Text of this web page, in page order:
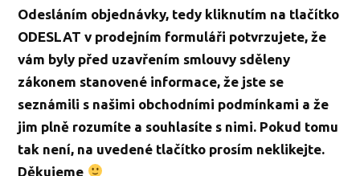
Odesláním objednávky, tedy kliknutím na tlačítko
ODESLAT v prodejním formuláři potvrzujete, že
vám byly před uzavřením smlouvy sděleny
zákonem stanovené informace, že jste se
seznámili s našimi obchodními podmínkami a že
jim plně rozumíte a souhlasíte s nimi. Pokud tomu
tak není, na uvedené tlačítko prosím neklikejte.
Děkujeme